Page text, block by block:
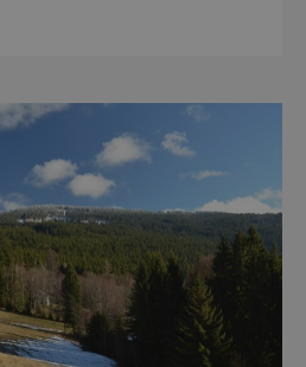
od léta 2026 nová
proti turistům. Jde o
už nechce být obětí